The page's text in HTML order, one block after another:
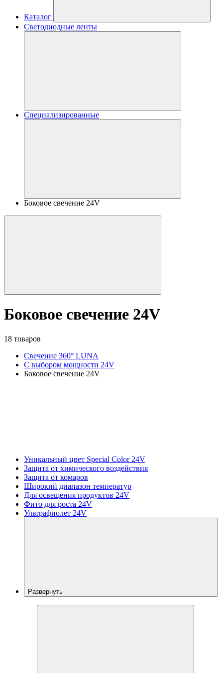
Каталог
Светодиодные ленты
Специализированные
Боковое свечение 24V
Боковое свечение 24V
18 товаров
Свечение 360° LUNA
С выбором мощности 24V
Боковое свечение 24V
Уникальный цвет Special Color 24V
Защита от химического воздействия
Защита от комаров
Широкий диапазон температур
Для освещения продуктов 24V
Фито для роста 24V
Ультрафиолет 24V
Развернуть